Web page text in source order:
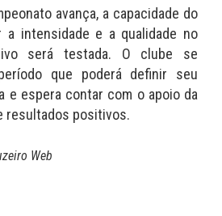
avança, a capacidade do
a intensidade e a qualidade no
será testada. O clube se
que poderá definir seu
e espera contar com o apoio da
resultados positivos.
Web